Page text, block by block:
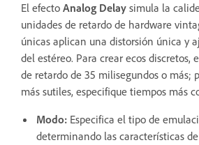
El efecto Analog Delay simula la
unidades de retardo de hardware
únicas aplican una distorsión única y
del estéreo. Para crear ecos discretos,
de retardo de 35 milisegundos o más;
más sutiles, especifique tiempos más
Modo: Especifica el tipo de
determinando las características